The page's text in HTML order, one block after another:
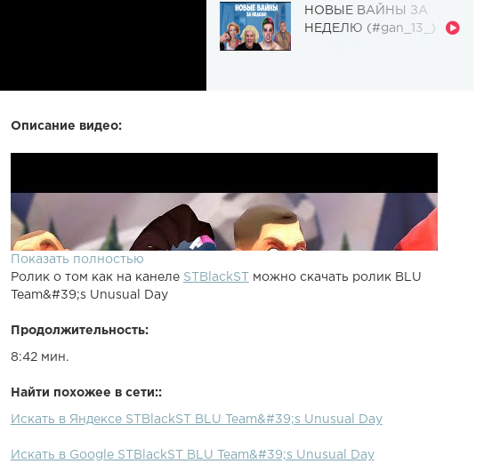
НОВЫЕ ВАЙНЫ ЗА
НЕДЕЛЮ (#gan_13_)
Описание видео:
Показать полностью
Ролик о том как на канеле STBlackST
можно скачать ролик BLU
Team&#39;s Unusual Day
Продолжительность:
8:42 мин.
Найти похожее в сети::
Искать в Яндексе STBlackST BLU Team&#39;s Unusual Day
Искать в Google STBlackST BLU Team&#39;s Unusual Day